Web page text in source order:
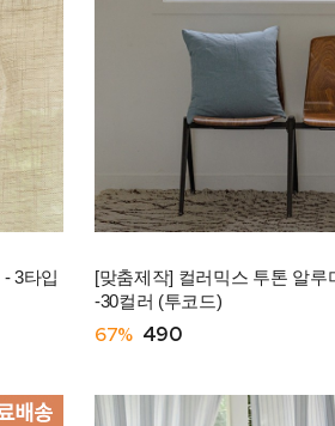
[맞춤제작] 컬러믹스 투톤 알
-30컬러 (투코드)
67% 490